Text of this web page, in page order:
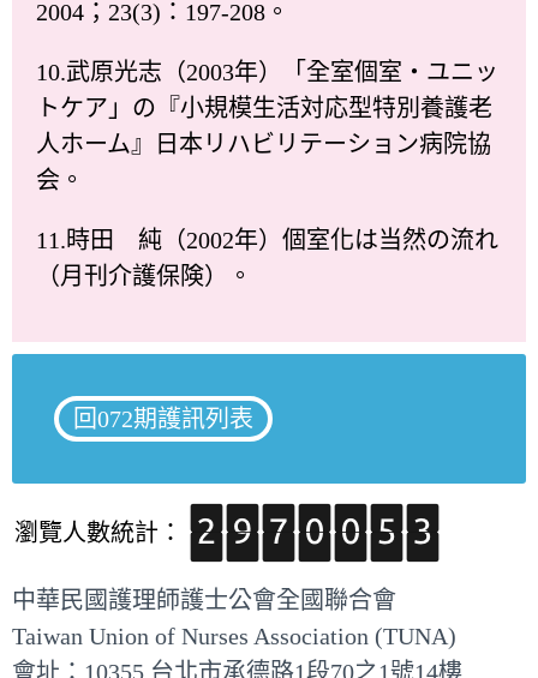
2004；23(3)：197-208。
10.武原光志（2003年）「全室個室・ユニッ
トケア」の『小規模生活対応型特別養護老
人ホーム』日本リハビリテーション病院協
会。
11.時田 純（2002年）個室化は当然の流れ
（月刊介護保険）。
回072期護訊列表
瀏覽人數統計：
中華民國護理師護士公會全國聯合會
Taiwan Union of Nurses Association (TUNA)
會址：10355 台北市承德路1段70之1號14樓